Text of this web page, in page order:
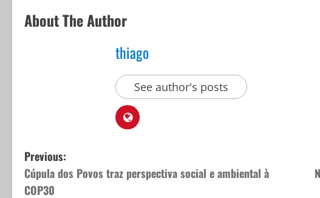
About The Author
thiago
See author's posts
P
o
Previous:
Cúpula dos Povos traz perspectiva social e ambiental à
COP30